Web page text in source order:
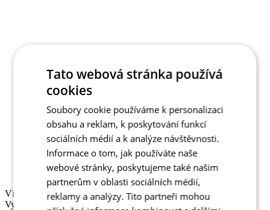
VELIKOST
Tato webová stránka používá
cookies
Soubory cookie používáme k personalizaci
obsahu a reklam, k poskytování funkcí
sociálních médií a k analýze návštěvnosti.
Informace o tom, jak používáte naše
webové stránky, poskytujeme také našim
partnerům v oblasti sociálních médií,
reklamy a analýzy. Tito partneři mohou